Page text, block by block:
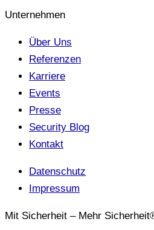
Unternehmen
Über Uns
Referenzen
Karriere
Events
Presse
Security Blog
Kontakt
Datenschutz
Impressum
Mit Sicherheit – Mehr